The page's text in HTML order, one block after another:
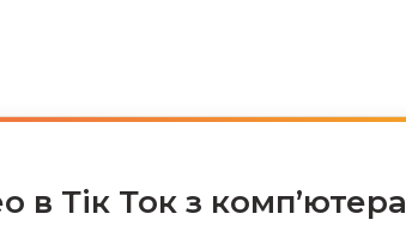
в Тік Ток з комп’ютера